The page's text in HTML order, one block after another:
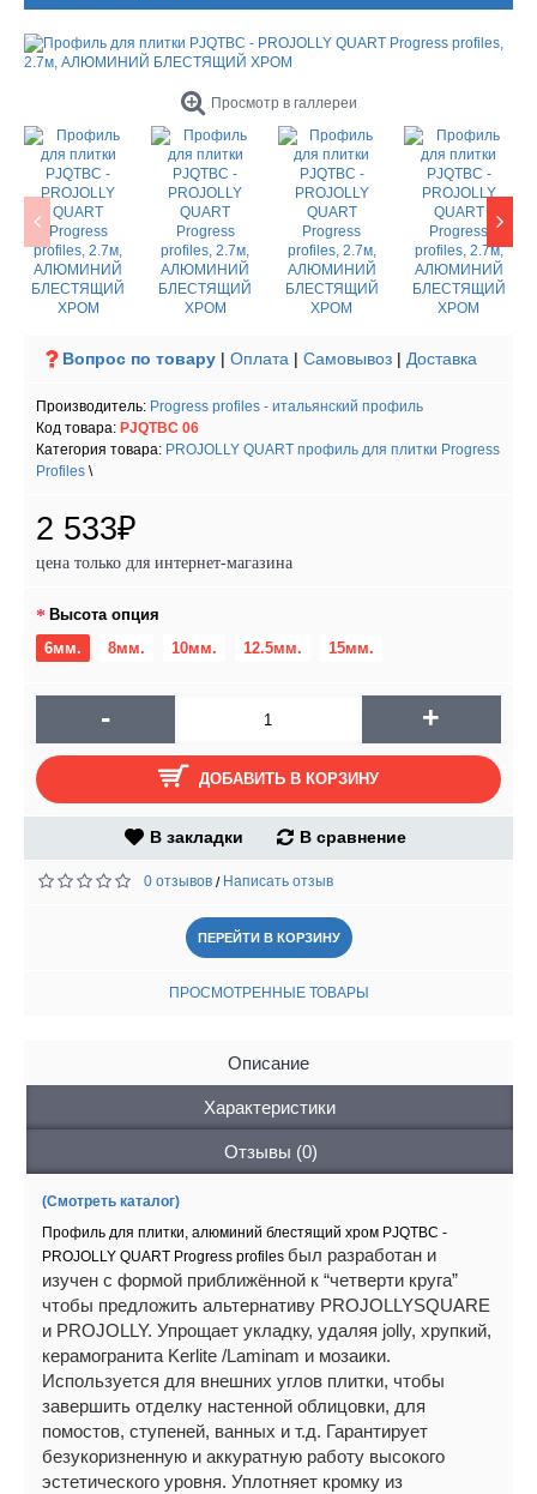
Просмотр в галлереи
Вопрос по товару | Оплата | Самовывоз | Доставка
Производитель: Progress profiles - итальянский профиль
Код товара: PJQTBC 06
Категория товара: PROJOLLY QUART профиль для плитки Progress
Profiles \
2 533₽
цена только для интернет-магазина
Высота опция
6мм.
8мм. 10мм. 12.5мм. 15мм.
- +
ДОБАВИТЬ В КОРЗИНУ
В закладки В сравнение
0 отзывов / Написать отзыв
ПЕРЕЙТИ В КОРЗИНУ
ПРОСМОТРЕННЫЕ ТОВАРЫ
Описание
Характеристики
Отзывы (0)
(Смотреть каталог)
Профиль для плитки, алюминий блестящий хром PJQTBC -
PROJOLLY QUART Progress profiles был разработан и
изучен с формой приближённой к “четверти круга”
чтобы предложить альтернативу PROJOLLYSQUARE
и PROJOLLY. Упрощает укладку, удаляя jolly, хрупкий,
керамогранита Kerlite /Laminam и мозаики.
Используется для внешних углов плитки, чтобы
завершить отделку настенной облицовки, для
помостов, ступеней, ванных и т.д. Гарантирует
безукоризненную и аккуратную работу высокого
эстетического уровня. Уплотняет кромку из